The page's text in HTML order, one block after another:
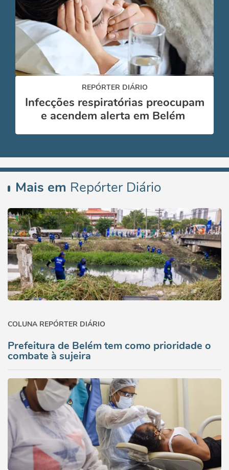
REPÓRTER DIÁRIO
Infecções respiratórias preocupam
e acendem alerta em Belém
Mais em Repórter Diário
COLUNA REPÓRTER DIÁRIO
Prefeitura de Belém tem como prioridade o
combate à sujeira